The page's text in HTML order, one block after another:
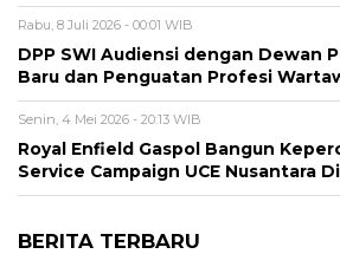
Rabu, 8 Juli 2026 - 00:01 WIB
DPP SWI Audiensi dengan Dewan
Baru dan Penguatan Profesi
Senin, 4 Mei 2026 - 20:13 WIB
Royal Enfield Gaspol Bangun
Service Campaign UCE Nusantara
BERITA TERBARU